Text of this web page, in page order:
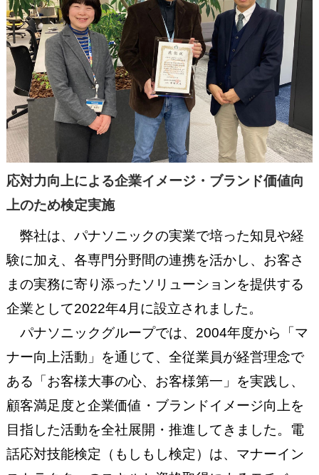
応対力向上による企業イメージ・ブランド価値向
上のため検定実施
弊社は、パナソニックの実業で培った知見や経
験に加え、各専門分野間の連携を活かし、お客さ
まの実務に寄り添ったソリューションを提供する
企業として2022年4月に設立されました。
パナソニックグループでは、2004年度から「マ
ナー向上活動」を通じて、全従業員が経営理念で
ある「お客様大事の心、お客様第一」を実践し、
顧客満足度と企業価値・ブランドイメージ向上を
目指した活動を全社展開・推進してきました。電
話応対技能検定（もしもし検定）は、マナーイン